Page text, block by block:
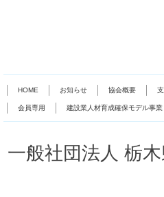
HOME お知らせ 協会概要
会員専用 建設業人材育成確保モデル事業
一般社団法人 栃